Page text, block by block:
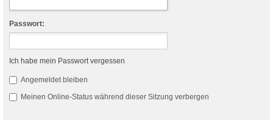
Passwort:
Ich habe mein Passwort vergessen
Angemeldet bleiben
Meinen Online-Status während dieser Sitzung verbergen